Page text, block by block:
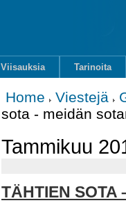
Viisauksia Tarinoita
Home Viestejä
sota - meidän
Tammikuu
TÄHTIEN SOTA